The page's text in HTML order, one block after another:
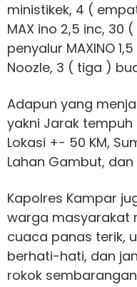
ministikek, 4 (
MAX ino 2,5 inc, 30
penyalur MAXINO
Noozle, 3 ( tiga )
Adapun yang
yakni Jarak tempuh
Lokasi +- 50 KM,
Lahan Gambut,
Kapolres Kampar
warga masyarakat
cuaca panas terik,
berhati-hati, dan
rokok